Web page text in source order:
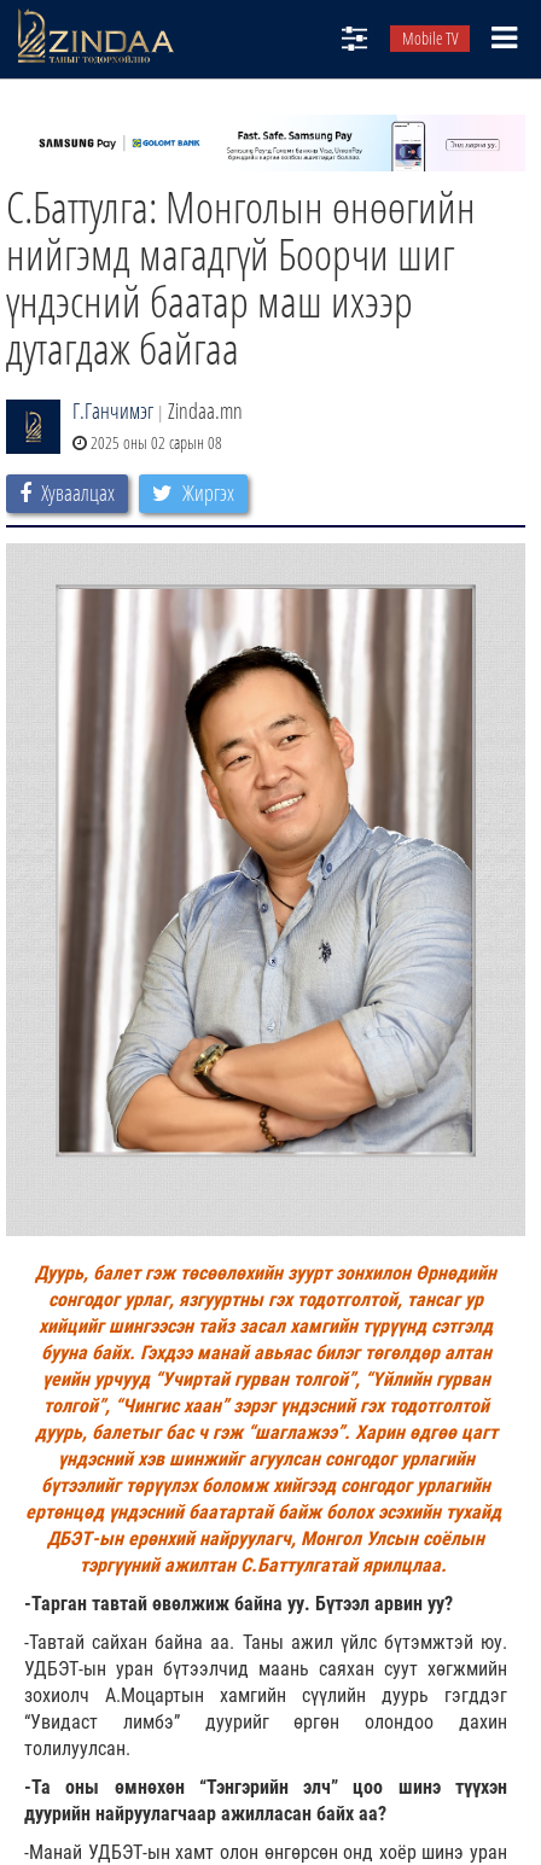
Mobile TV
ТВ8
ӨГЛӨӨНИЙ СОНИН
АУДИО ЗОХИОЛ
С.Баттулга: Монголын өнөөгийн
нийгэмд магадгүй Боорчи шиг
үндэсний баатар маш ихээр
дутагдаж байгаа
Г.Ганчимэг | Zindaa.mn
2025 оны 02 сарын 08
Хуваалцах Жиргэх
Дуурь, балет гэж төсөөлөхийн зуурт зонхилон Өрнөдийн
сонгодог урлаг, язгууртны гэх тодотголтой, тансаг ур
хийцийг шингээсэн тайз засал хамгийн түрүүнд сэтгэлд
бууна байх. Гэхдээ манай авьяас билэг төгөлдөр алтан
үеийн урчууд “Учиртай гурван толгой”, “Үйлийн гурван
толгой”, “Чингис хаан” зэрэг үндэсний гэх тодотголтой
дуурь, балетыг бас ч гэж “шаглажээ”. Харин өдгөө цагт
үндэсний хэв шинжийг агуулсан сонгодог урлагийн
бүтээлийг төрүүлэх боломж хийгээд сонгодог урлагийн
ертөнцөд үндэсний баатартай байж болох эсэхийн тухайд
ДБЭТ-ын ерөнхий найруулагч, Монгол Улсын соёлын
тэргүүний ажилтан С.Баттулгатай ярилцлаа.
-Тарган тавтай өвөлжиж байна уу. Бүтээл арвин уу?
-Тавтай сайхан байна аа. Таны ажил үйлс бүтэмжтэй юу.
УДБЭТ-ын уран бүтээлчид маань саяхан суут хөгжмийн
зохиолч А.Моцартын хамгийн сүүлийн дуурь гэгддэг
“Увидаст лимбэ” дуурийг өргөн олондоо дахин
толилуулсан.
-Та оны өмнөхөн “Тэнгэрийн элч” цоо шинэ түүхэн
дуурийн найруулагчаар ажилласан байх аа?
-Манай УДБЭТ-ын хамт олон өнгөрсөн онд хоёр шинэ уран